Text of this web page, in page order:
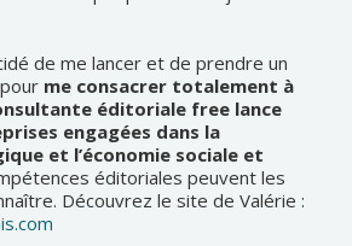
de me lancer et de prendre un
me consacrer totalement à
éditoriale free lance
engagées dans la
et l’économie sociale et
éditoriales peuvent les
Découvrez le site de Valérie :